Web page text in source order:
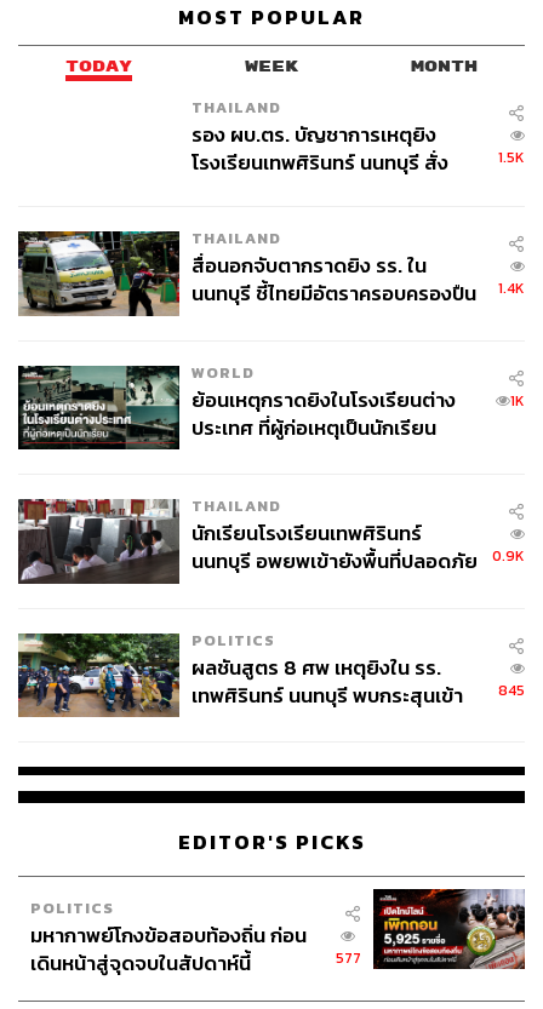
MOST POPULAR
TODAY WEEK MONTH
THAILAND
รอง ผบ.ตร. บัญชาการเหตุยิง
โรงเรียนเทพศิรินทร์ นนทบุรี สั่ง
1.5K
THAILAND
สื่อนอกจับตากราดยิง รร. ใน
นนทบุรี ชี้ไทยมีอัตราครอบครองปืน
1.4K
WORLD
ย้อนเหตุกราดยิงในโรงเรียนต่าง
ประเทศ ที่ผู้ก่อเหตุเป็นนักเรียน
1K
THAILAND
นักเรียนโรงเรียนเทพศิรินทร์
นนทบุรี อพยพเข้ายังพื้นที่ปลอดภัย
0.9K
POLITICS
ผลชันสูตร 8 ศพ เหตุยิงใน รร.
เทพศิรินทร์ นนทบุรี พบกระสุนเข้า
845
EDITOR'S PICKS
POLITICS
มหากาพย์โกงข้อสอบท้องถิ่น ก่อน
เดินหน้าสู่จุดจบในสัปดาห์นี้
577